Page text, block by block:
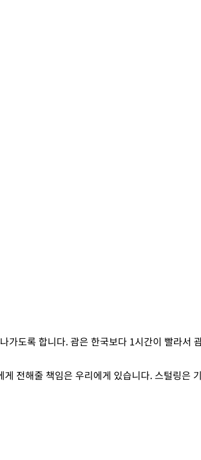
도록 합니다. 괌은 한국보다 1시간이 빨라서
전해줄 책임은 우리에게 있습니다. 스털링은